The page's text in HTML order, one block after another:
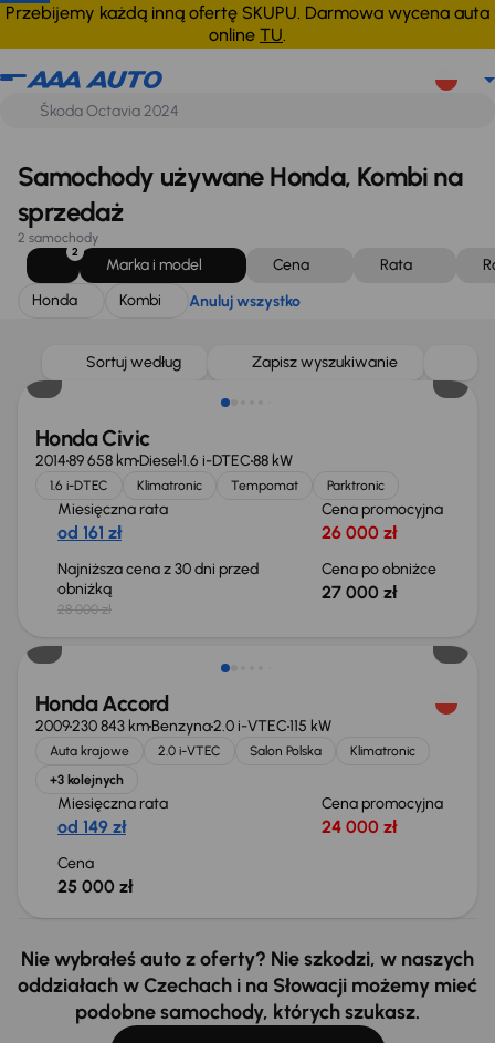
Przebijemy każdą inną ofertę SKUPU. Darmowa wycena auta
online TU.
Honda Kombi Anuluj wszystko
Samochody używane Honda, Kombi na
sprzedaż
2 samochody
2
Marka i model Cena Rata
Honda
Kombi Anuluj wszystko
Sortuj według Zapisz wyszukiwanie
Taniej o 1 000 zł
Honda Civic
201489 658 kmDiesel1.6 i-DTEC88 kW
1.6 i-DTEC Klimatronic Tempomat Parktronic
Miesięczna rata
od 161 zł
Cena promocyjna
26 000 zł
Najniższa cena z 30 dni przed
obniżką
28 000 zł
Cena po obniżce
27 000 zł
Honda Accord
2009230 843 kmBenzyna2.0 i-VTEC115 kW
Auta krajowe 2.0 i-VTEC Salon Polska
Klimatronic
+3 kolejnych
Miesięczna rata
od 149 zł
Cena promocyjna
24 000 zł
Cena
25 000 zł
Nie wybrałeś auto z oferty? Nie szkodzi, w naszych
oddziałach w Czechach i na Słowacji możemy mieć
podobne samochody, których szukasz.